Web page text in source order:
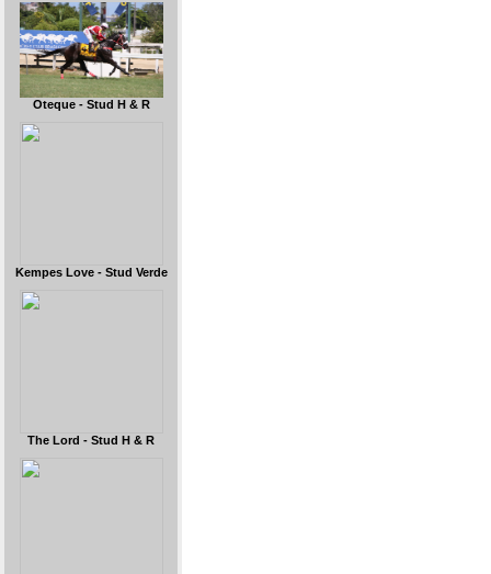
Oteque - Stud H & R
Kempes Love - Stud Verde
The Lord - Stud H & R